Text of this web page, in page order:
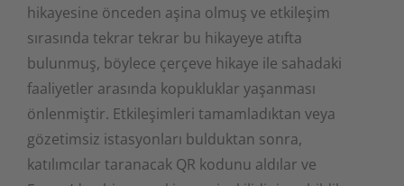
hikayesine önceden aşina olmuş ve etkileşim
sırasında tekrar tekrar bu hikayeye atıfta
bulunmuş, böylece çerçeve hikaye ile sahadaki
faaliyetler arasında kopukluklar yaşanması
önlenmiştir. Etkileşimleri tamamladıktan veya
gözetimsiz istasyonları bulduktan sonra,
katılımcılar taranacak QR kodunu aldılar ve